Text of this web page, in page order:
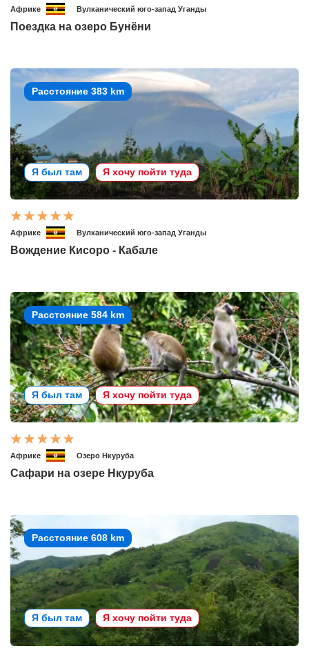
Африке Вулканический юго-запад Уганды
Поездка на озеро Бунёни
Расстояние 383 km
Я был там Я хочу пойти туда
Африке Вулканический юго-запад Уганды
Вождение Кисоро - Кабале
Расстояние 584 km
Я был там Я хочу пойти туда
Африке Озеро Нкуруба
Сафари на озере Нкуруба
Расстояние 608 km
Я был там Я хочу пойти туда